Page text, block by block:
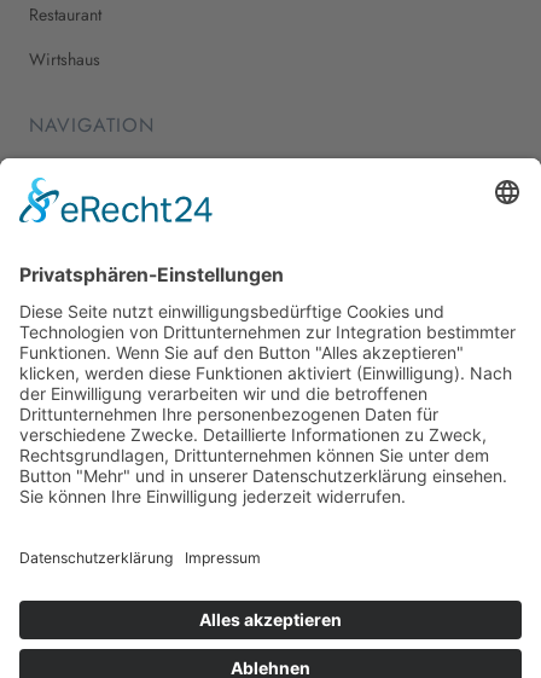
Restaurant
Wirtshaus
NAVIGATION
Home
Essen & Trinken
Shopping
Stadtleben
Veranstaltungen
Shop
Über Mich
Impressum